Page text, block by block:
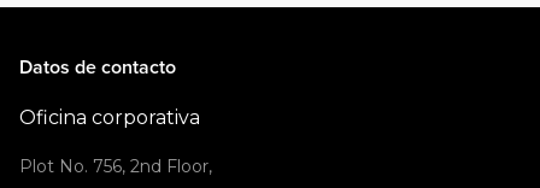
Datos de contacto
Oficina corporativa
Plot No. 756, 2nd Floor,